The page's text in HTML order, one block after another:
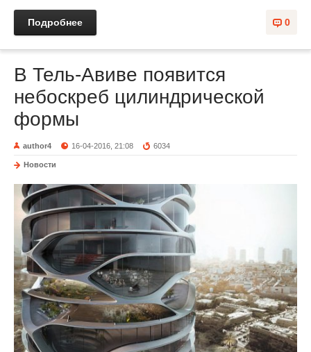
0
Подробнее
В Тель-Авиве появится
небоскреб цилиндрической
формы
author4 16-04-2016, 21:08 6034
Новости